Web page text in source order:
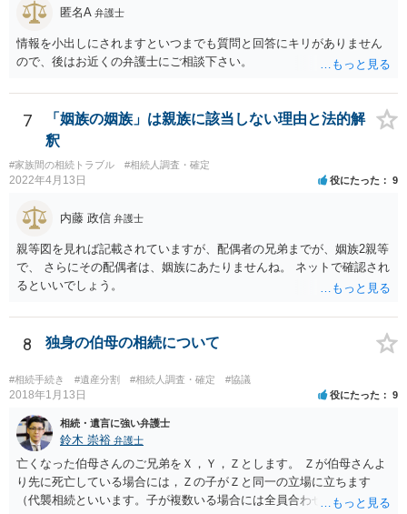
人は応じない姿勢を示していることから，実現は困難だと思います。
しどころ）としては，譲歩することを甘受しなければならないかもし
れません。
匿名A 弁護士
情報を小出しにされますといつまでも質問と回答にキリがありません
ので、後はお近くの弁護士にご相談下さい。
7
「姻族の姻族」は親族に該当しない理由と法的解
釈
#家族間の相続トラブル #相続人調査・確定
2022年4月13日 役にたった 9
内藤 政信 弁護士
親等図を見れば記載されていますが、配偶者の兄弟までが、姻族2親等
で、 さらにその配偶者は、姻族にあたりませんね。 ネットで確認され
るといいでしょう。
8 独身の伯母の相続について
#相続手続き #遺産分割 #相続人調査・確定 #協議
2018年1月13日 役にたった 9
相続・遺言に強い弁護士
鈴木 崇裕 弁護士
亡くなった伯母さんのご兄弟をＸ，Ｙ，Ｚとします。 Ｚが伯母さんよ
り先に死亡している場合には，Ｚの子がＺと同一の立場に立ちます
（代襲相続といいます。子が複数いる場合には全員合わせてＺと同一